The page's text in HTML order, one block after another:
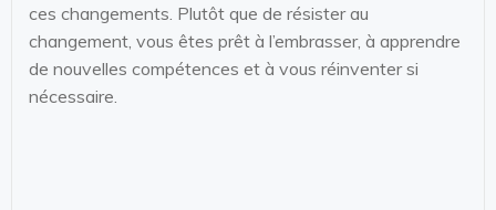
ces changements. Plutôt que de résister au
changement, vous êtes prêt à l’embrasser, à apprendre
de nouvelles compétences et à vous réinventer si
nécessaire.